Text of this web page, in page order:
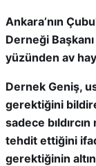
Ankara’nın
Derneği
yüzünden av
Dernek Geniş,
gerektiğini
sadece
tehdit ettiğini
gerektiğinin